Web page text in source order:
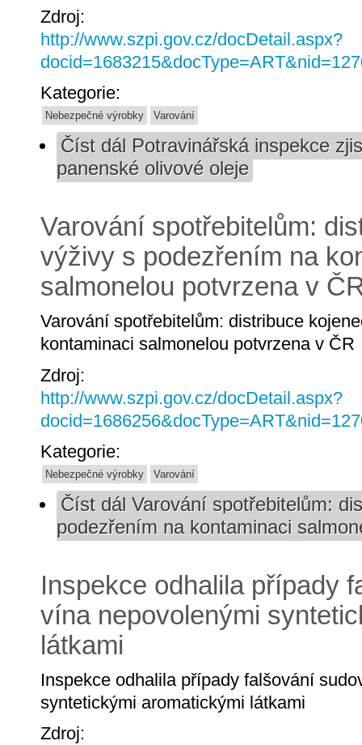
Zdroj:
http://www.szpi.gov.cz/docDetail.aspx?
Kategorie:
Nebezpečné výrobky Varování
Číst dál Potravinářská inspekce
panenské olivové oleje
Varování spotřebitelům:
výživy s podezřením na
salmonelou potvrzena v
Varování spotřebitelům: distribuce
kontaminaci salmonelou potvrzena v ČR
Zdroj:
http://www.szpi.gov.cz/docDetail.aspx?
Kategorie:
Nebezpečné výrobky Varování
Číst dál Varování spotřebitelům:
podezřením na kontaminaci
Inspekce odhalila případy
vína nepovolenými
látkami
Inspekce odhalila případy falšování
syntetickými aromatickými látkami
Zdroj: